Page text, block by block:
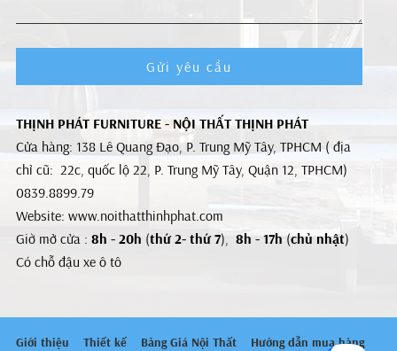
Gửi yêu cầu
THỊNH PHÁT FURNITURE - NỘI THẤT THỊNH PHÁT
Cửa hàng: 138 Lê Quang Đạo, P. Trung Mỹ Tây, TPHCM ( địa
chỉ cũ: 22c, quốc lộ 22, P. Trung Mỹ Tây, Quận 12, TPHCM)
0839.8899.79
Website: www.noithatthinhphat.com
Giờ mở cửa : 8h - 20h (thứ 2- thứ 7), 8h - 17h (chủ nhật)
Có chỗ đậu xe ô tô
Giới thiệu Thiết kế Bảng Giá Nội Thất
Hướng dẫn mua hàng